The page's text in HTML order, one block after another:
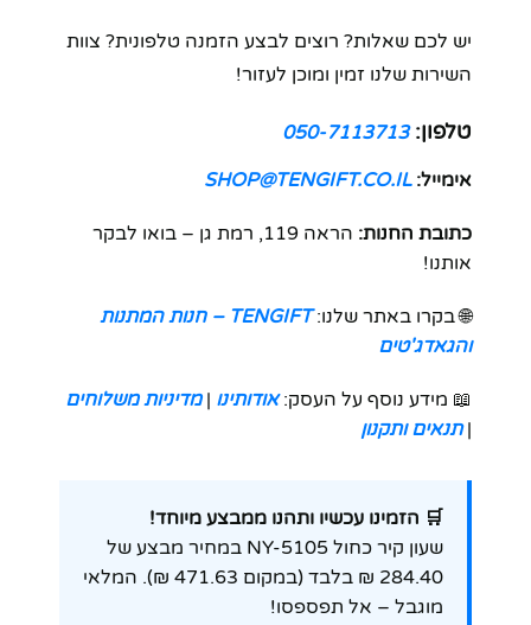
יש לכם שאלות? רוצים לבצע הזמנה טלפונית? צוות
השירות שלנו זמין ומוכן לעזור!
טלפון: 050-7113713
אימייל: SHOP@TENGIFT.CO.IL
כתובת החנות:
הראה 119, רמת גן – בואו לבקר
אותנו!
🌐 בקרו באתר שלנו:
TENGIFT – חנות המתנות
והגאדג'טים
📖 מידע נוסף על העסק:אודותינו |מדיניות משלוחים
|תנאים ותקנון
🛒 הזמינו עכשיו ותהנו ממבצע מיוחד!
שעון קיר כחול NY-5105 במחיר מבצע של
284.40 ₪ בלבד (במקום 471.63 ₪). המלאי
מוגבל – אל תפספסו!